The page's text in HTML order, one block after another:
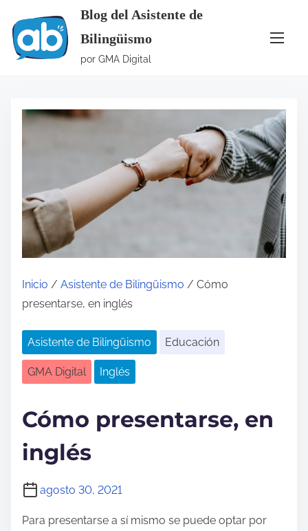
Blog del Asistente de
Bilingüismo
por GMA Digital
Inicio / Asistente de Bilingüismo / Cómo
presentarse, en inglés
Asistente de Bilingüismo Educación
GMA Digital Inglés
Cómo presentarse, en
inglés
agosto 30, 2021
Para presentarse a sí mismo se puede optar por